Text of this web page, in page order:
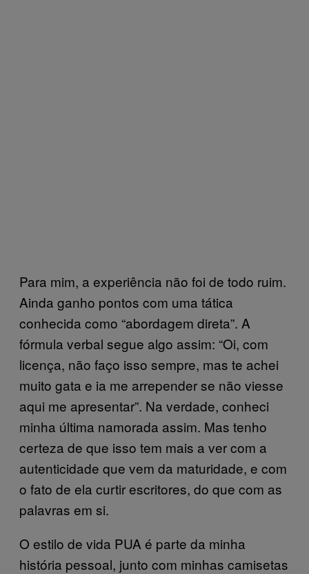
Para mim, a experiência não foi de todo ruim.
Ainda ganho pontos com uma tática
conhecida como “abordagem direta”. A
fórmula verbal segue algo assim: “Oi, com
licença, não faço isso sempre, mas te achei
muito gata e ia me arrepender se não viesse
aqui me apresentar”. Na verdade, conheci
minha última namorada assim. Mas tenho
certeza de que isso tem mais a ver com a
autenticidade que vem da maturidade, e com
o fato de ela curtir escritores, do que com as
palavras em si.
O estilo de vida PUA é parte da minha
história pessoal, junto com minhas camisetas